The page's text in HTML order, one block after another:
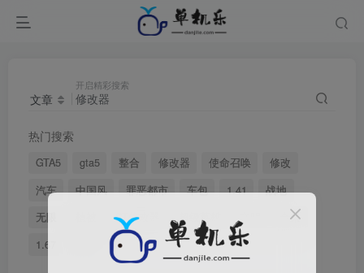
文章
开启精彩搜索
热门搜索
GTA5 gta5 整合 修改器 使命召唤
修改
汽车
中国风 罪恶都市 车包 1.41
战地
无限
ST修改器 超级英雄
合集
1.67